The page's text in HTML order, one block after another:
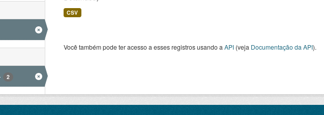
2
CSV
Você também pode ter acesso a esses registros usando a API(veja Documentação da API).